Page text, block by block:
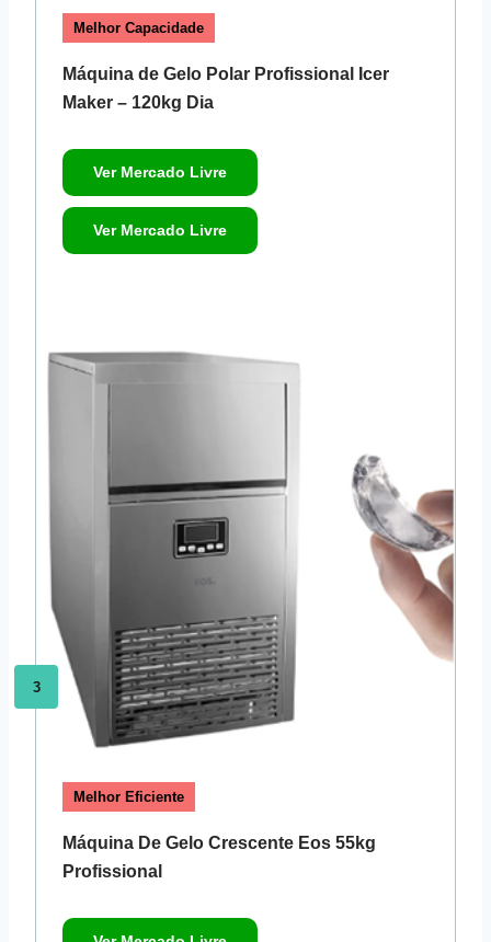
Melhor Capacidade
Máquina de Gelo Polar Profissional Icer
Maker – 120kg Dia
Ver Mercado Livre
Ver Mercado Livre
3
Melhor Eficiente
Máquina De Gelo Crescente Eos 55kg
Profissional